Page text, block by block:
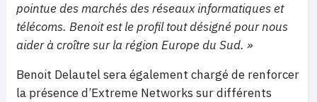
pointue des marchés des réseaux informatiques et
télécoms. Benoit est le profil tout désigné pour nous
aider à croître sur la région Europe du Sud. »
Benoit Delautel sera également chargé de renforcer
la présence d’Extreme Networks sur différents